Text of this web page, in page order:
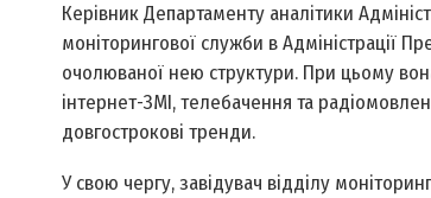
Керівник Департаменту аналітики
моніторингової служби в Адміністрації
очолюваної нею структури. При цьому
інтернет-ЗМІ, телебачення та
довгострокові тренди.
У свою чергу, завідувач відділу